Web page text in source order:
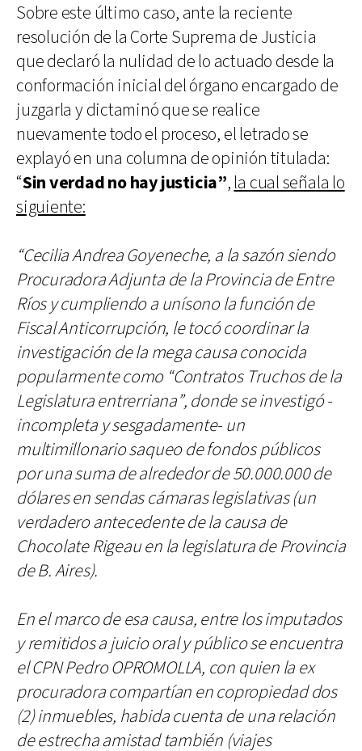
Sobre este último caso, ante la reciente
resolución de la Corte Suprema de Justicia
que declaró la nulidad de lo actuado desde la
conformación inicial del órgano encargado de
juzgarla y dictaminó que se realice
nuevamente todo el proceso, el letrado se
explayó en una columna de opinión titulada:
“Sin verdad no hay justicia”,la cual señala lo
siguiente:
“Cecilia Andrea Goyeneche, a la sazón siendo
Procuradora Adjunta de la Provincia de Entre
Ríos y cumpliendo a unísono la función de
Fiscal Anticorrupción, le tocó coordinar la
investigación de la mega causa conocida
popularmente como “Contratos Truchos de la
Legislatura entrerriana”, donde se investigó -
incompleta y sesgadamente- un
multimillonario saqueo de fondos públicos
por una suma de alrededor de 50.000.000 de
dólares en sendas cámaras legislativas (un
verdadero antecedente de la causa de
Chocolate Rigeau en la legislatura de Provincia
de B. Aires).
En el marco de esa causa, entre los imputados
y remitidos a juicio oral y público se encuentra
el CPN Pedro OPROMOLLA, con quien la ex
procuradora compartían en copropiedad dos
(2) inmuebles, habida cuenta de una relación
de estrecha amistad también (viajes